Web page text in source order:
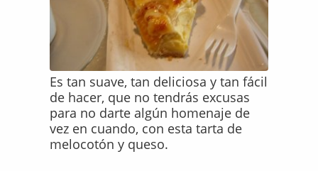
Es tan suave, tan deliciosa y tan fácil
de hacer, que no tendrás excusas
para no darte algún homenaje de
vez en cuando, con esta tarta de
melocotón y queso.